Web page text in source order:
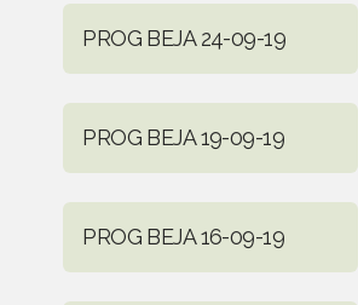
PROG BEJA 24-09-19
PROG BEJA 19-09-19
PROG BEJA 16-09-19